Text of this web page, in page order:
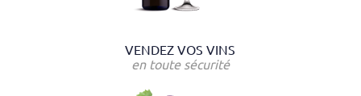
VENDEZ VOS VINS
en toute sécurité